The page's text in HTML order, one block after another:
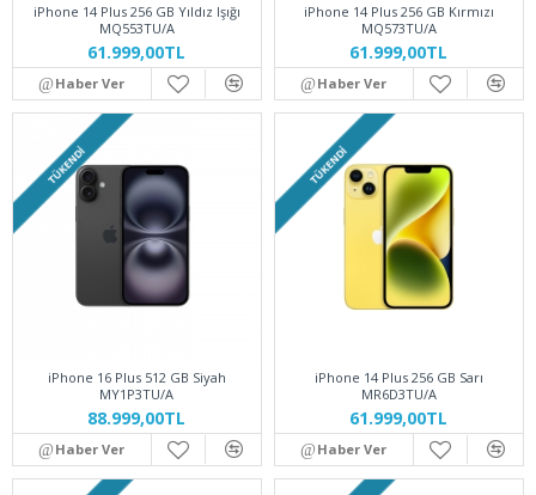
iPhone 14 Plus 256 GB Yıldız Işığı
MQ553TU/A
61.999,00TL
Haber Ver
iPhone 14 Plus 256 GB Kırmızı
MQ573TU/A
61.999,00TL
Haber Ver
TÜKENDI
iPhone 16 Plus 512 GB Siyah
MY1P3TU/A
88.999,00TL
Haber Ver
TÜKENDI
iPhone 14 Plus 256 GB Sarı
MR6D3TU/A
61.999,00TL
Haber Ver